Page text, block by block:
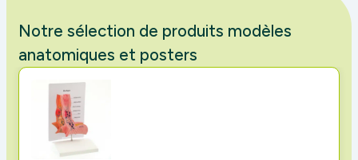
Notre sélection de produits modèles
anatomiques et posters